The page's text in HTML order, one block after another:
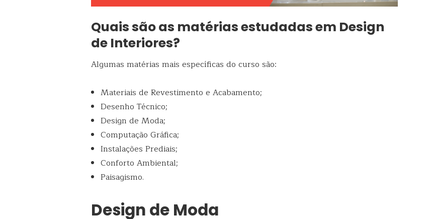
Quais são as matérias estudadas em Design
de Interiores?
Algumas matérias mais específicas do curso são:
Materiais de Revestimento e Acabamento;
Desenho Técnico;
Design de Moda;
Computação Gráfica;
Instalações Prediais;
Conforto Ambiental;
Paisagismo.
Design de Moda